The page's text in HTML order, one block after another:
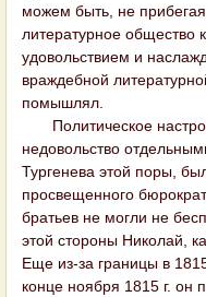
можем быть, не
литературное общество
удовольствием и
враждебной
помышлял.
Политическое
недовольство
Тургенева этой поры,
просвещенного
братьев не могли не
этой стороны Николай,
Еще из-за границы в
конце ноября 1815 г.